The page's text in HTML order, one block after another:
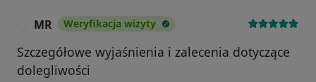
MR Weryfikacja wizyty
Szczegółowe wyjaśnienia i zalecenia dotyczące
dolegliwości